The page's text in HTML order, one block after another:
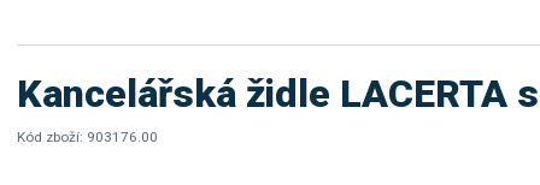
Kancelářská židle LACERTA
Kód zboží: 903176.00